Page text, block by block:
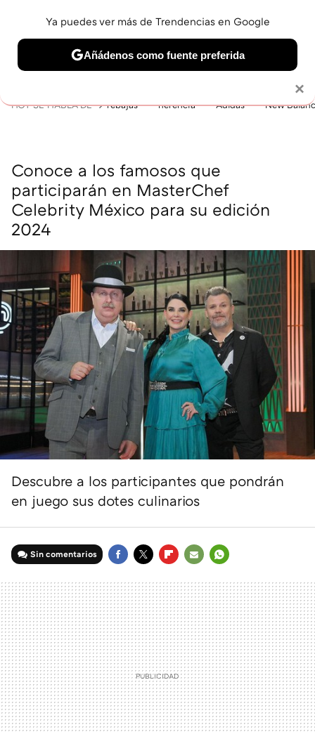
BELLEZA SHOPPING VIAJES GASTRO SNEAKERS
HOY SE HABLA DE rebajas herencia Adidas New
Conoce a los famosos que
participarán en MasterChef
Celebrity México para su edición
2024
Descubre a los participantes que pondrán
en juego sus dotes culinarios
Sin comentarios
MAIL
×
Ya puedes ver más de Trendencias en Google
Añádenos como fuente preferida